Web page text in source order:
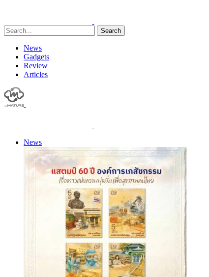
Search
News
Gadgets
Review
Articles
News